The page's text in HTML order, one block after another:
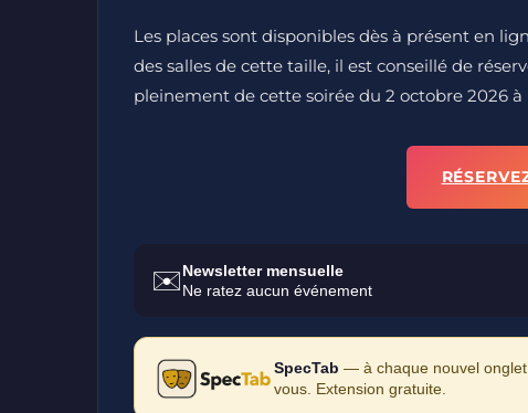
Les places sont disponibles dès à présent en
des salles de cette taille, il est conseillé de
pleinement de cette soirée du 2 octobre 2026 à
✉️Newsletter mensuelle
Ne ratez aucun événement
SpecTab — à chaque nouvel
vous. Extension gratuite.